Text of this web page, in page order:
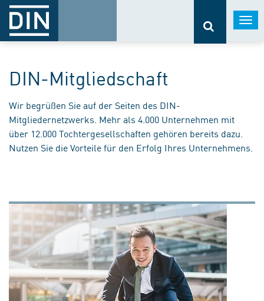
DIN-Mitgliedschaft
Wir begrüßen Sie auf der Seiten des DIN-
Mitgliedernetzwerks. Mehr als 4.000 Unternehmen mit
über 12.000 Tochtergesellschaften gehören bereits dazu.
Nutzen Sie die Vorteile für den Erfolg Ihres Unternehmens.